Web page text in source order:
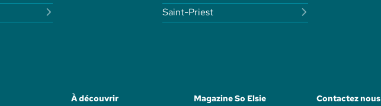
Saint-Priest
À découvrir Magazine So Elsie Contactez nous